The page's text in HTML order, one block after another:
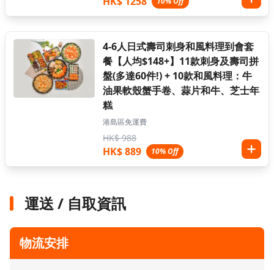
4-6人日式壽司刺身和風料理到會套
餐【人均$148+】11款刺身及壽司拼
盤(多達60件!) + 10款和風料理：牛
油果軟殼蟹手卷、蒜片和牛、芝士年
糕
港島區免運費
HK$ 988
HK$ 889 10% Off
運送 / 自取資訊
物流安排